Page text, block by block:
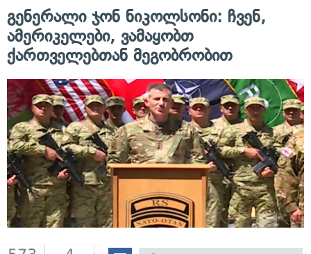
გენერალი ჯონ ნიკოლსონი: ჩვენ,
ამერიკელები, ვამაყობთ
ქართველებთან მეგობრობით